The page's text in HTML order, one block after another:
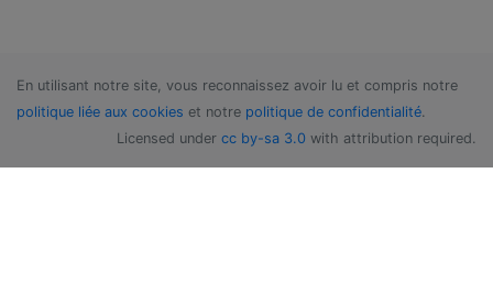
En utilisant notre site, vous reconnaissez avoir lu et compris notre
politique liée aux cookies et notre politique de confidentialité.
Licensed under cc by-sa 3.0 with attribution required.